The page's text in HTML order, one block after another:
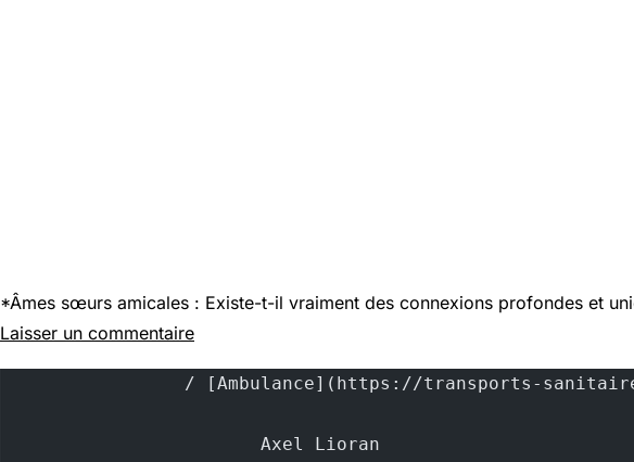
*Âmes sœurs amicales : Existe-t-il vraiment des connexions profondes et
Laisser un commentaire